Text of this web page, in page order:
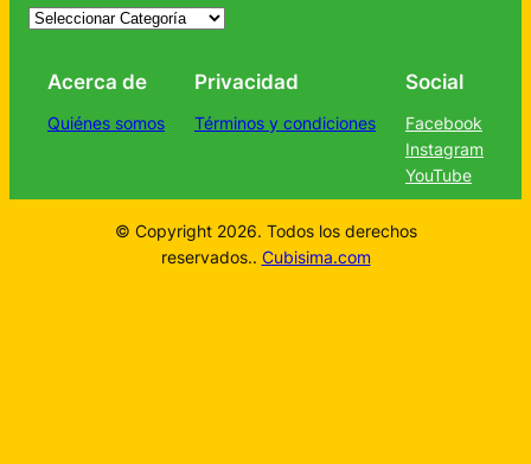
Acerca de
Quiénes somos
Privacidad
Términos y condiciones
Social
Facebook
Instagram
YouTube
© Copyright 2026. Todos los derechos
reservados.. Cubisima.com